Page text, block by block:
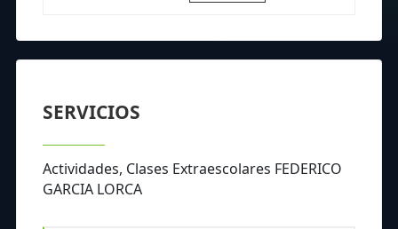
SERVICIOS
Actividades, Clases Extraescolares FEDERICO
GARCIA LORCA